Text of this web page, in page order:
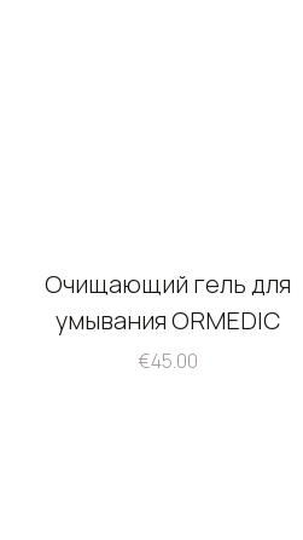
Очищающий гель для
умывания ORMEDIC
€45.00